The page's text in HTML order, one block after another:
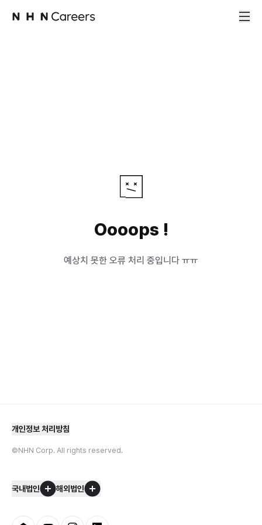
Oooops !
예상치 못한 오류 처리 중입니다 ㅠㅠ
개인정보 처리방침
©NHN Corp. All rights reserved.
국내법인 해외법인